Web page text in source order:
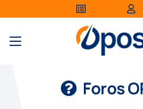
Foros